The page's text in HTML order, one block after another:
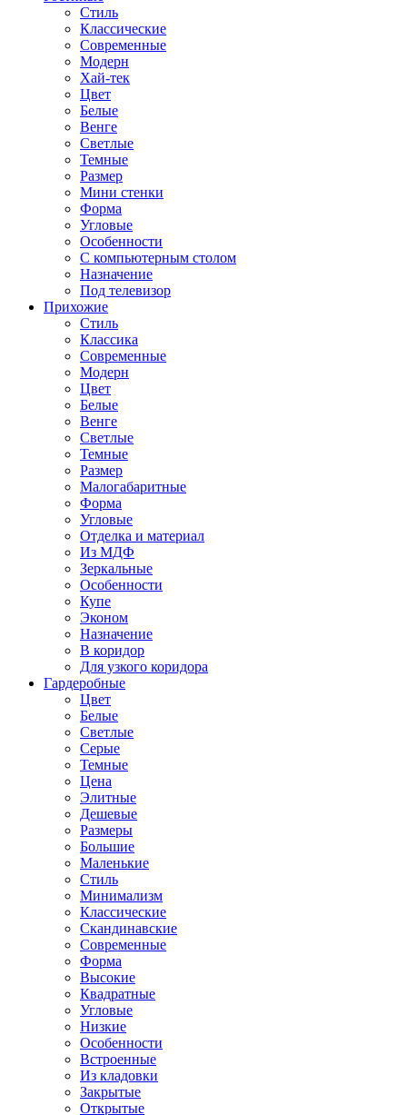
Стиль
Классические
Современные
Модерн
Хай-тек
Цвет
Белые
Венге
Светлые
Темные
Размер
Мини стенки
Форма
Угловые
Особенности
С компьютерным столом
Назначение
Под телевизор
Прихожие
Стиль
Классика
Современные
Модерн
Цвет
Белые
Венге
Светлые
Темные
Размер
Малогабаритные
Форма
Угловые
Отделка и материал
Из МДФ
Зеркальные
Особенности
Купе
Эконом
Назначение
В коридор
Для узкого коридора
Гардеробные
Цвет
Белые
Светлые
Серые
Темные
Цена
Элитные
Дешевые
Размеры
Большие
Маленькие
Стиль
Минимализм
Классические
Скандинавские
Современные
Форма
Высокие
Квадратные
Угловые
Низкие
Особенности
Встроенные
Из кладовки
Закрытые
Открытые